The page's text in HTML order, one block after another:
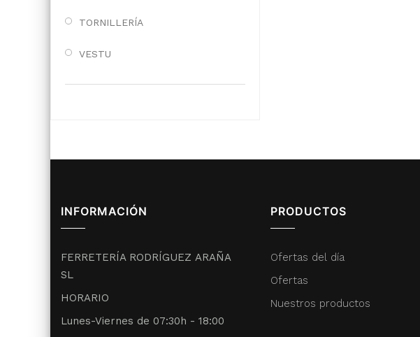
TORNILLERÍA
VESTU
INFORMACIÓN
FERRETERÍA RODRÍGUEZ ARAÑA
SL
HORARIO
Lunes-Viernes de 07:30h - 18:00
PRODUCTOS
Ofertas del día
Ofertas
Nuestros productos